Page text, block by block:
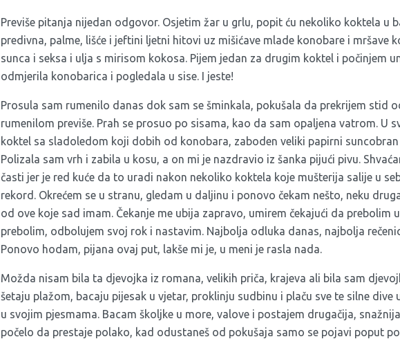
Previše pitanja nijedan odgovor. Osjetim žar u grlu, popit ću nekoliko koktela u
predivna, palme, lišće i jeftini ljetni hitovi uz mišićave mlade konobare i mršave
sunca i seksa i ulja s mirisom kokosa. Pijem jedan za drugim koktel i počinjem
odmjerila konobarica i pogledala u sise. I jeste!
Prosula sam rumenilo danas dok sam se šminkala, pokušala da prekrijem stid
rumenilom previše. Prah se prosuo po sisama, kao da sam opaljena vatrom. U
koktel sa sladoledom koji dobih od konobara, zaboden veliki papirni
Polizala sam vrh i zabila u kosu, a on mi je nazdravio iz šanka pijući pivu.
časti jer je red kuće da to uradi nakon nekoliko koktela koje mušterija salije u
rekord. Okrećem se u stranu, gledam u daljinu i ponovo čekam nešto, neku
od ove koje sad imam. Čekanje me ubija zapravo, umirem čekajući da prebolim
prebolim, odbolujem svoj rok i nastavim. Najbolja odluka danas, najbolja
Ponovo hodam, pijana ovaj put, lakše mi je, u meni je rasla nada.
Možda nisam bila ta djevojka iz romana, velikih priča, krajeva ali bila sam
šetaju plažom, bacaju pijesak u vjetar, proklinju sudbinu i plaču sve te silne
u svojim pjesmama. Bacam školjke u more, valove i postajem drugačija,
počelo da prestaje polako, kad odustaneš od pokušaja samo se pojavi poput